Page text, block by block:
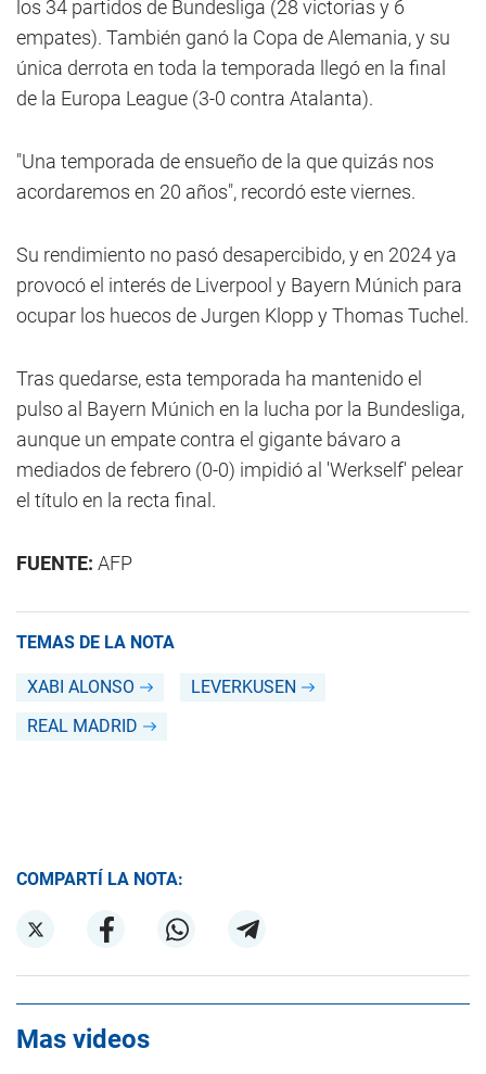
los 34 partidos de Bundesliga (28 victorias y 6
empates). También ganó la Copa de Alemania, y su
única derrota en toda la temporada llegó en la final
de la Europa League (3-0 contra Atalanta).
"Una temporada de ensueño de la que quizás nos
acordaremos en 20 años", recordó este viernes.
Su rendimiento no pasó desapercibido, y en 2024 ya
provocó el interés de Liverpool y Bayern Múnich para
ocupar los huecos de Jurgen Klopp y Thomas Tuchel.
Tras quedarse, esta temporada ha mantenido el
pulso al Bayern Múnich en la lucha por la Bundesliga,
aunque un empate contra el gigante bávaro a
mediados de febrero (0-0) impidió al 'Werkself' pelear
el título en la recta final.
FUENTE: AFP
TEMAS DE LA NOTA
XABI ALONSO
LEVERKUSEN
REAL MADRID
COMPARTÍ LA NOTA:
Mas videos